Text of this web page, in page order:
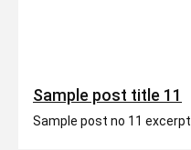
Sample post title 11
Sample post no 11 excerpt.